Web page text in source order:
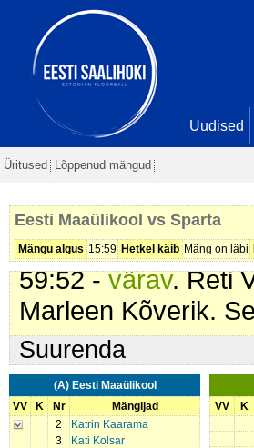
Uudised
Üritused Lõppenud mängud
Eesti Maaülikool vs Sparta
Mängu algus 15:59 Hetkel käib Mäng on läbi
10:42 -
värav
13:17 -värav
24:57 -värav
27:01 - karistus
52:59 -värav.
53:32 -värav.
57:08 -värav. Kati
59:52 -värav. Reti
Marleen Kõverik.
Suurenda
(A) Eesti Maaülikool
VV
K Nr
Mängijad
2
Katrin Kaarama
3
Kati Kolsar
VV
K